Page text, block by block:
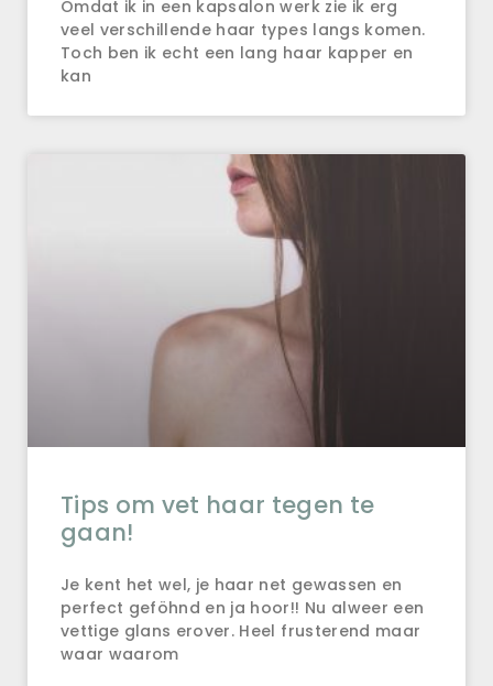
Omdat ik in een kapsalon werk zie ik erg
veel verschillende haar types langs komen.
Toch ben ik echt een lang haar kapper en
kan
Tips om vet haar tegen te
gaan!
Je kent het wel, je haar net gewassen en
perfect geföhnd en ja hoor!! Nu alweer een
vettige glans erover. Heel frusterend maar
waar waarom